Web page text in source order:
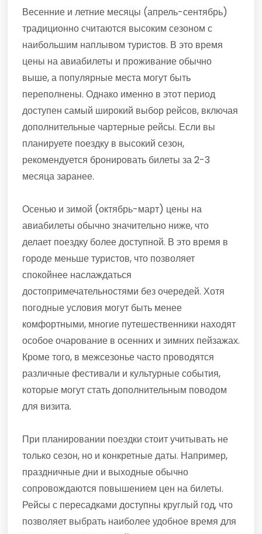
Весенние и летние месяцы (апрель-сентябрь)
традиционно считаются высоким сезоном с
наибольшим наплывом туристов. В это время
цены на авиабилеты и проживание обычно
выше, а популярные места могут быть
переполнены. Однако именно в этот период
доступен самый широкий выбор рейсов, включая
дополнительные чартерные рейсы. Если вы
планируете поездку в высокий сезон,
рекомендуется бронировать билеты за 2-3
месяца заранее.
Осенью и зимой (октябрь-март) цены на
авиабилеты обычно значительно ниже, что
делает поездку более доступной. В это время в
городе меньше туристов, что позволяет
спокойнее наслаждаться
достопримечательностями без очередей. Хотя
погодные условия могут быть менее
комфортными, многие путешественники находят
особое очарование в осенних и зимних пейзажах.
Кроме того, в межсезонье часто проводятся
различные фестивали и культурные события,
которые могут стать дополнительным поводом
для визита.
При планировании поездки стоит учитывать не
только сезон, но и конкретные даты. Например,
праздничные дни и выходные обычно
сопровождаются повышением цен на билеты.
Рейсы с пересадками доступны круглый год, что
позволяет выбрать наиболее удобное время для